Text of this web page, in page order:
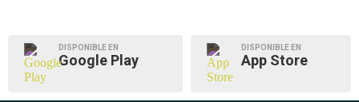
DISPONIBLE EN
Google Play
DISPONIBLE EN
App Store